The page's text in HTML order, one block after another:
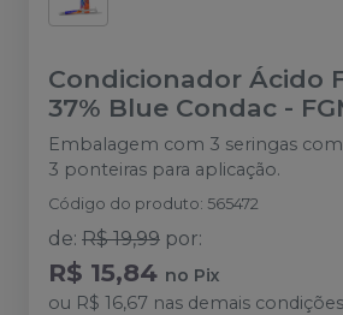
Condicionador Ácido
37% Blue Condac -
Embalagem com 3 seringas
3 ponteiras para aplicação.
Código do produto: 565472
de: R$ 19,99 por:
R$ 15,84 no Pix
ou R$ 16,67 nas demais condições